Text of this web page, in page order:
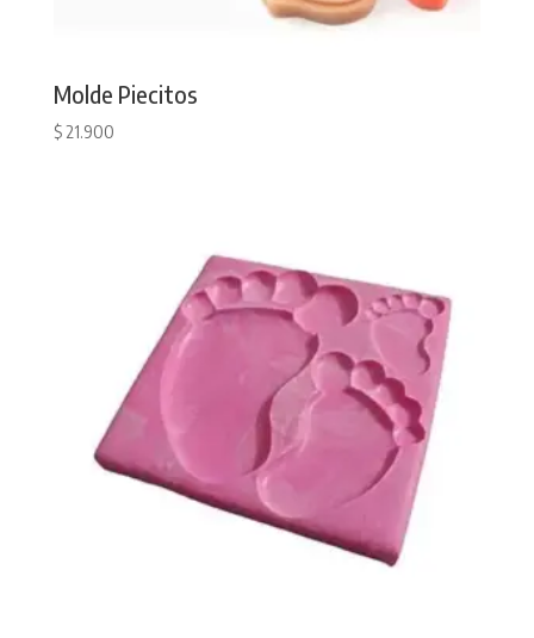
Molde Piecitos
$21.900